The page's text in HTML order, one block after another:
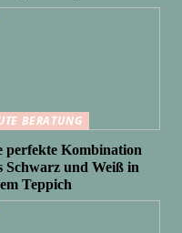
BERATUNG
perfekte Kombination
Schwarz und Weiß in
Teppich